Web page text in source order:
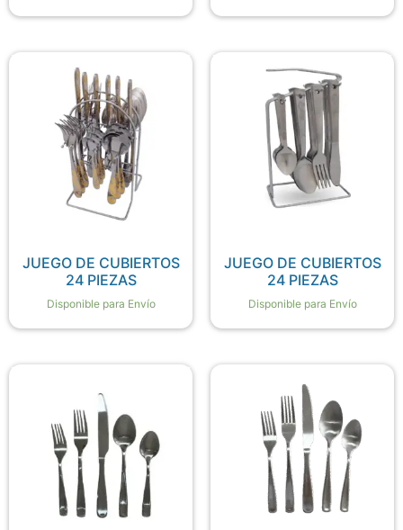
JUEGO DE CUBIERTOS
24 PIEZAS
Disponible para Envío
JUEGO DE CUBIERTOS
24 PIEZAS
Disponible para Envío